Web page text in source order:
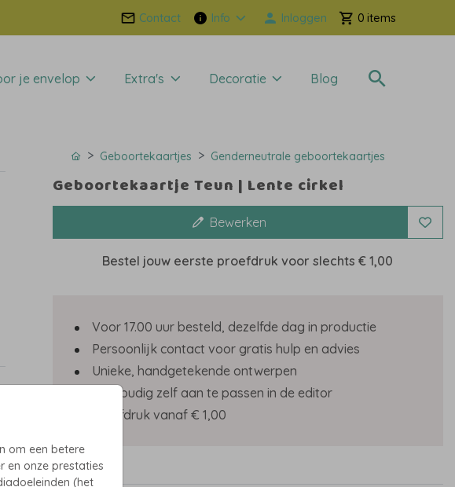
Contact Info Inloggen 0
je envelop Extra's Decoratie Blog
om een betere
en onze prestaties
(het
Geboortekaartjes Genderneutrale geboortekaartjes
Geboortekaartje Teun | Lente cirkel
Bewerken
Bestel jouw eerste proefdruk voor slechts€ 1,00
Voor 17.00 uur besteld, dezelfde dag in productie
Persoonlijk contact voor gratis hulp en advies
Unieke, handgetekende ontwerpen
Eenvoudig zelf aan te passen in de editor
Proefdruk vanaf € 1,00